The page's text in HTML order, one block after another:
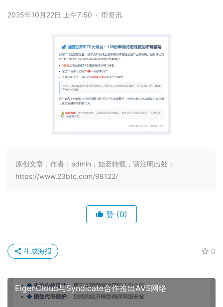
2025年10月22日 上午7:50 • 币资讯
原创文章，作者：admin，如若转载，请注明出处：
https://www.23btc.com/98122/
赞 (0)
0
生成海报
EigenCloud与Syndicate合作推出AVS网络